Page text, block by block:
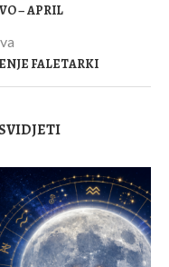
– APRIL
FALETARKI